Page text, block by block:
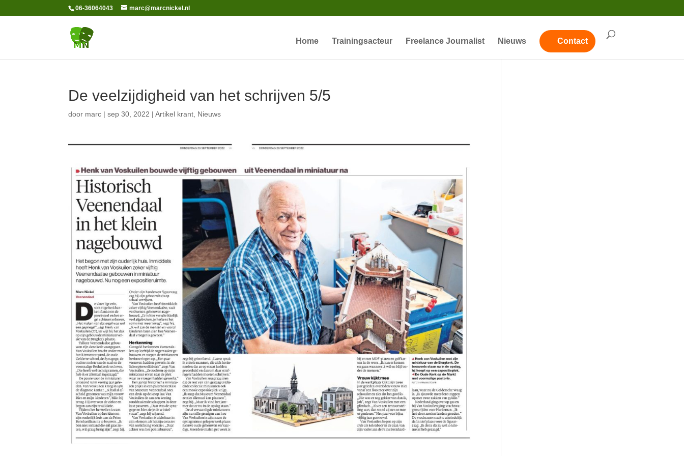
06-36064043 marc@marcnickel.nl
Home Trainingsacteur Freelance Journalist Nieuws Contact
De veelzijdigheid van het schrijven 5/5
door marc |sep 30, 2022 |Artikel krant Nieuws